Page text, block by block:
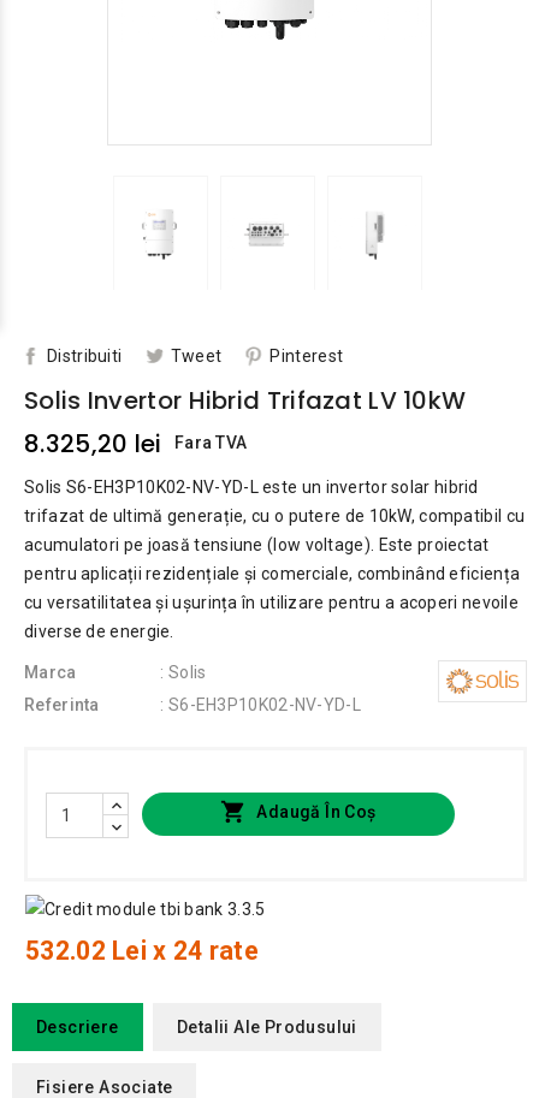
Distribuiti Tweet Pinterest
Solis Invertor Hibrid Trifazat LV 10kW
8.325,20 lei
Fara TVA
Solis S6-EH3P10K02-NV-YD-L este un invertor solar hibrid
trifazat de ultimă generație, cu o putere de 10kW, compatibil cu
acumulatori pe joasă tensiune (low voltage). Este proiectat
pentru aplicații rezidențiale și comerciale, combinând eficiența
cu versatilitatea și ușurința în utilizare pentru a acoperi nevoile
diverse de energie.
Marca
: Solis
Referinta
: S6-EH3P10K02-NV-YD-L
 Adaugă În Coș
532.02 Lei x 24 rate
Descriere Detalii Ale Produsului
Fisiere Asociate